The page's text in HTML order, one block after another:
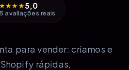
★★★★5,0
avaliações reais
para vender: criamos e
rápidas,